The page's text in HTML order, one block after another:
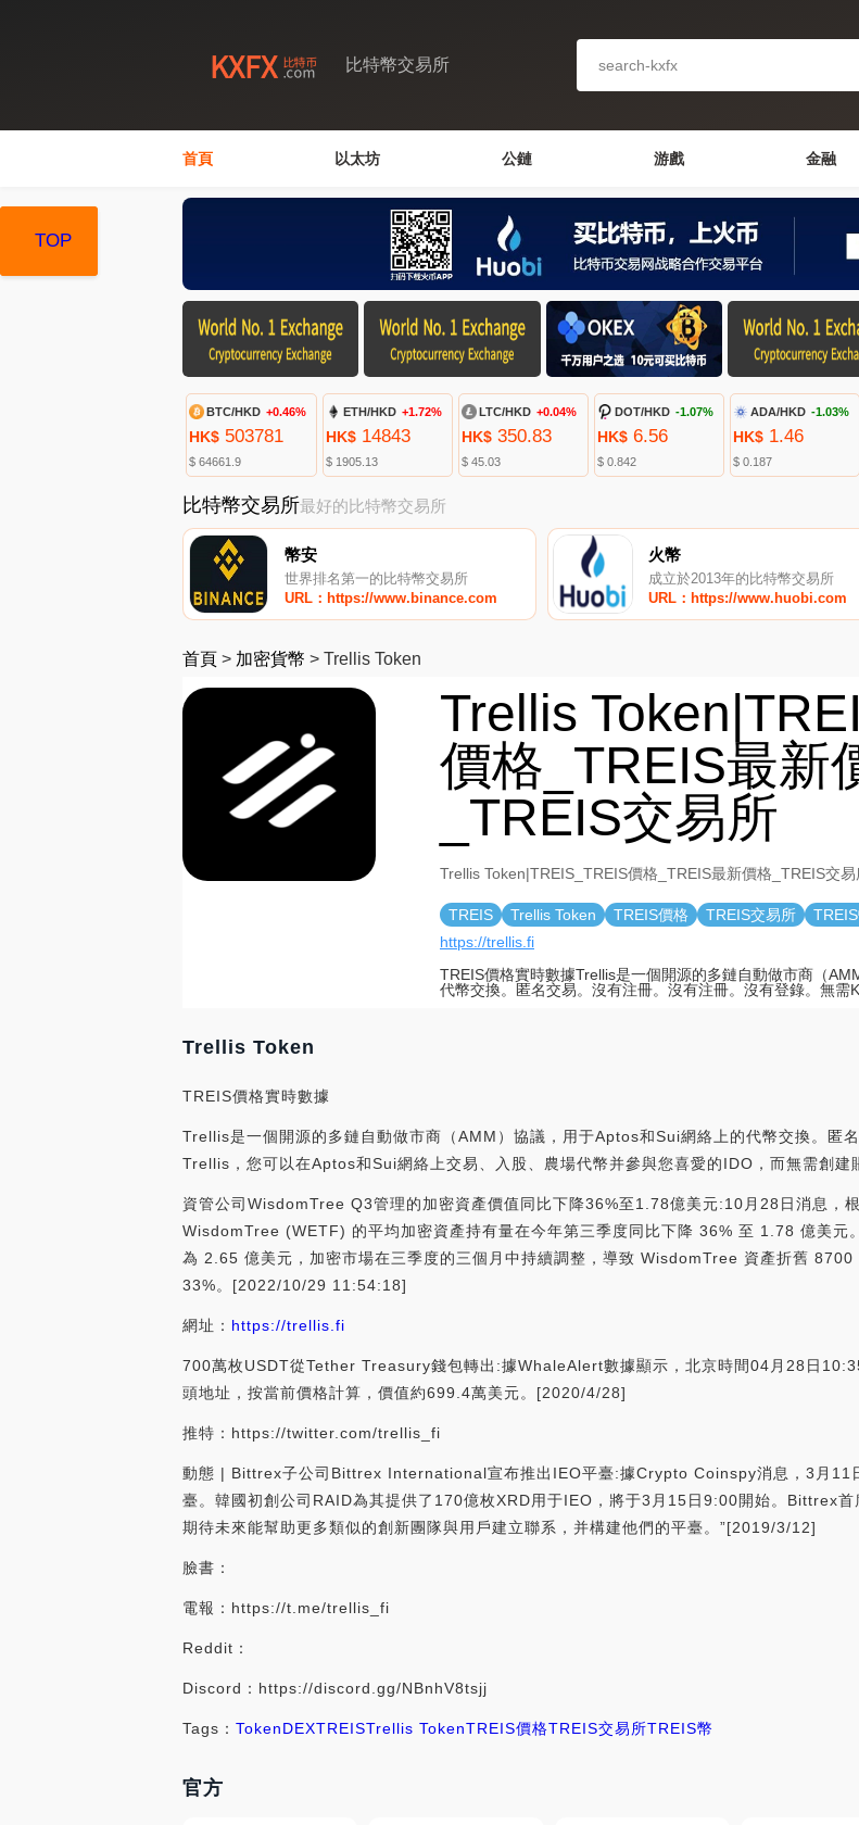
比特幣交易所
首頁 以太坊 公鏈 游戲 金融
BTC/HKD +0.46%
HK$ 503781
$ 64661.9
ETH/HKD +1.72%
HK$14843
$ 1905.13
LTC/HKD +0.04%
HK$350.83
$ 45.03
DOT/HKD -1.07%
HK$6.56
$ 0.842
ADA/HKD -1.03%
HK$1.46
$ 0.187
比特幣交易所最好的比特幣交易所
幣安
世界排名第一的比特幣交易所
URL：https://www.binance.com
火幣
成立於2013年的比特幣交易所
URL：https://www.huobi.com
首頁 > 加密貨幣 > Trellis Token
Trellis
價格_TREIS最新
_TREIS交易所
Trellis Token|TREIS_TREIS價格_TREIS最新價格_TREIS交易
TREIS Trellis Token TREIS價格 TREIS交易所
https://trellis.fi
TREIS價格實時數據Trellis是一個開源的多鏈自動做市商（
代幣交換。匿名交易。沒有注冊。沒有注冊。沒有登錄。無需
Trellis Token
TREIS價格實時數據
Trellis是一個開源的多鏈自動做市商（AMM）協議，用于Aptos和Sui網絡上的代幣交換。匿
Trellis，您可以在Aptos和Sui網絡上交易、入股、農場代幣并參與您喜愛的IDO，而無需創建
資管公司WisdomTree Q3管理的加密資產價值同比下降36%至1.78億美元:10月28日消息，
WisdomTree (WETF) 的平均加密資產持有量在今年第三季度同比下降 36% 至 1.78 億美元
為 2.65 億美元，加密市場在三季度的三個月中持續調整，導致 WisdomTree 資產折舊
33%。[2022/10/29 11:54:18]
網址： https://trellis.fi
700萬枚USDT從Tether Treasury錢包轉出:據WhaleAlert數據顯示，北京時間04月28日
頭地址，按當前價格計算，價值約699.4萬美元。[2020/4/28]
推特：https://twitter.com/trellis_fi
動態 | Bittrex子公司Bittrex International宣布推出IEO平臺:據Crypto Coinspy消息，3月
臺。韓國初創公司RAID為其提供了170億枚XRD用于IEO，將于3月15日9:00開始。Bittrex
期待未來能幫助更多類似的創新團隊與用戶建立聯系，并構建他們的平臺。”[2019/3/12]
臉書：
電報：https://t.me/trellis_fi
Reddit：
Discord：https://discord.gg/NBnhV8tsjj
Tags： TokenDEXTREISTrellis TokenTREIS價格TREIS交易所TREIS幣
官方
TOP
TOP
TOP